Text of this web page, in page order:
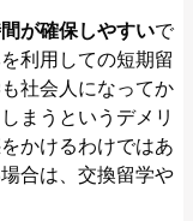
が確保しやすいで
利用しての短期留
社会人になってか
まうというデメリ
かけるわけではあ
合は、交換留学や